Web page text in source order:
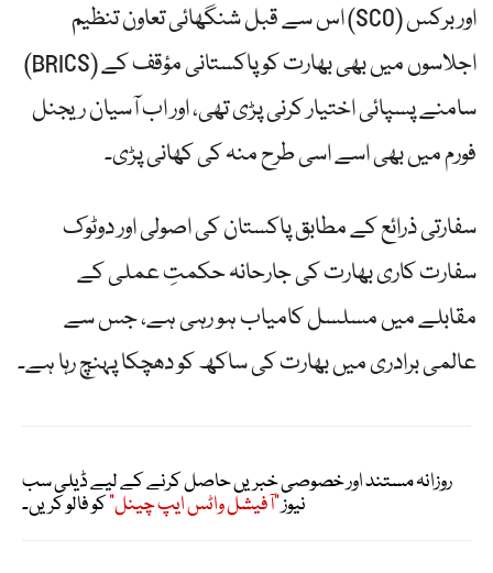
اس سے قبل شنگھائی تعاون تنظیم (SCO) اور برکس
(BRICS) اجلاسوں میں بھی بھارت کو پاکستانی مؤقف کے
سامنے پسپائی اختیار کرنی پڑی تھی، اور اب آسیان ریجنل
فورم میں بھی اسے اسی طرح منہ کی کھانی پڑی۔
سفارتی ذرائع کے مطابق پاکستان کی اصولی اور دوٹوک
سفارت کاری بھارت کی جارحانہ حکمتِ عملی کے
مقابلے میں مسلسل کامیاب ہو رہی ہے، جس سے
عالمی برادری میں بھارت کی ساکھ کو دھچکا پہنچ رہا ہے۔
روزانہ مستند اور خصوصی خبریں حاصل کرنے کے لیے ڈیلی سب
نیوز"آفیشل واٹس ایپ چینل"کو فالو کریں۔